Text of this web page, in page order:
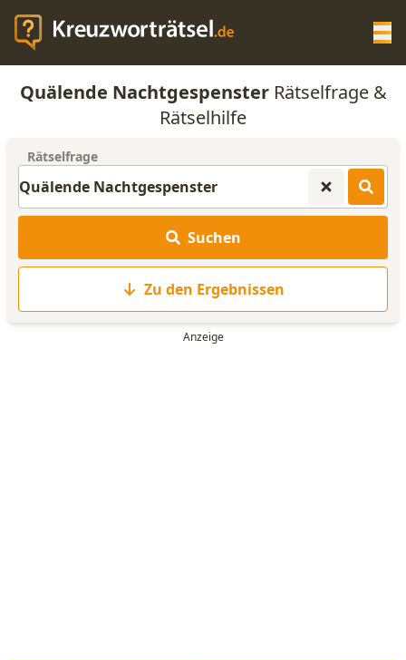
KREUZWORTRÄTSEL-HILFE
ANAGRAMM-GENERATOR
WORTLISTE
Quälende NachtgespensterRätselfrage &
Rätselhilfe
Rätselfrage
Suchen
Zu den Ergebnissen